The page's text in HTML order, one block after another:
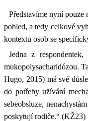
Představíme nyní
pohled, a tedy celkové
kontextu osob se
Jedna z
mukopolysacharidózou.
Hugo, 2015) má své
do potřeby užívání
sebeobsluze,
poskytují rodiče.“ (KŽ23)